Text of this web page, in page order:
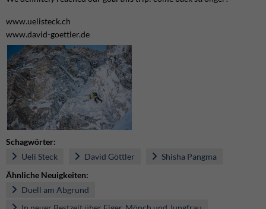
www.uelisteck.ch
www.david-goettler.de
Schagwörter:
Ueli Steck
David Göttler
Shisha Pangma
Ähnliche Neuigkeiten:
Duell am Abgrund